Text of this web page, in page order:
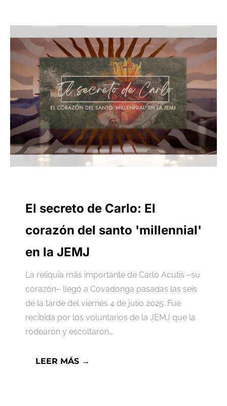
El secreto de Carlo: El
corazón del santo 'millennial'
en la JEMJ
La reliquia más importante de Carlo Acutis –su
corazón– llegó a Covadonga pasadas las seis
de la tarde del viernes 4 de julio 2025. Fue
recibida por los voluntarios de la JEMJ que la
rodearon y escoltaron...
LEER MÁS →